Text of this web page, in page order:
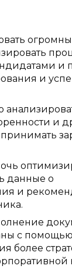
и
и
и
принимать
данные о
и
с помощью
более